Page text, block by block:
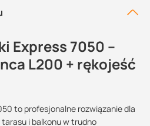
Express 7050 –
L200 + rękojeść
to profesjonalne rozwiązanie dla
i balkonu w trudno